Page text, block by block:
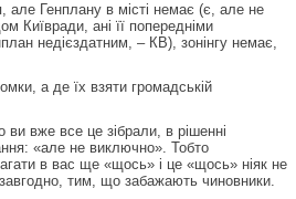
але Генплану в місті немає (є, але не
Київради, ані її попередніми
недієздатним, – КВ), зонінгу немає,
а де їх взяти громадській
ви вже все це зібрали, в рішенні
«але не виключно». Тобто
в вас ще «щось» і це «щось» ніяк не
тим, що забажають чиновники.